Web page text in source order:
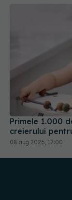
Primele 1.000
creierului
08 aug 2026, 12:00